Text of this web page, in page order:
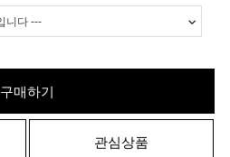
구매하기
관심상품